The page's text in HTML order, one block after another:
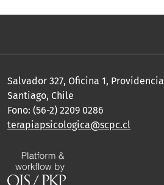
Salvador 327, Oficina 1, Providencia
Santiago, Chile
Fono: (56-2) 2209 0286
terapiapsicologica@scpc.cl